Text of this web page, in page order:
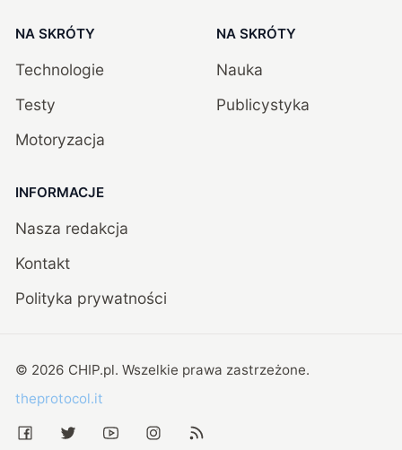
NA SKRÓTY
Technologie
Testy
Motoryzacja
NA SKRÓTY
Nauka
Publicystyka
INFORMACJE
Nasza redakcja
Kontakt
Polityka prywatności
© 2026 CHIP.pl. Wszelkie prawa zastrzeżone.
theprotocol.it